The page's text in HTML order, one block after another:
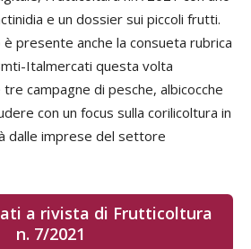
e un dossier sui piccoli frutti.
presente anche la consueta rubrica
Italmercati questa volta
campagne di pesche, albicocche
con un focus sulla corilicoltura in
dalle imprese del settore
a rivista di Frutticoltura
n. 7/2021